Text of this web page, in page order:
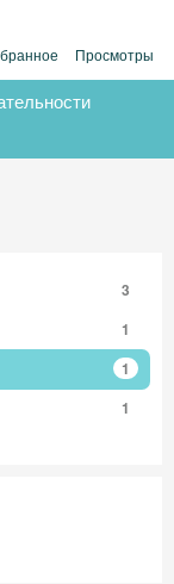
Просмотры
3
1
1
1